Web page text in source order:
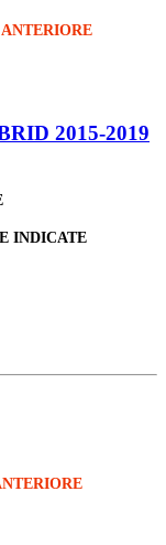
2015-2019
INDICATE